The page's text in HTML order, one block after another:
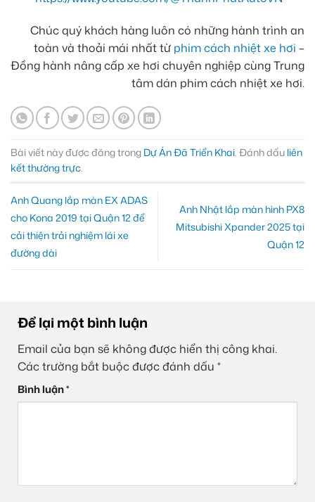
Chúc quý khách hàng luôn có những hành trình an
toàn và thoải mái nhất từ phim cách nhiệt xe hơi –
Đồng hành nâng cấp xe hơi chuyên nghiệp cùng Trung
tâm dán phim cách nhiệt xe hơi.
Bài viết này được đăng trong Dự Án Đã Triển Khai . Đánh dấu liên
kết thường trực
Anh Quang lắp màn EX ADAS
cho Kona 2019 tại Quận 12 để
cải thiện trải nghiệm lái xe
đường dài
Anh Nhật lắp màn hình PX8
Mitsubishi Xpander 2025 tại
Quận 12
Để lại một bình luận
Email của bạn sẽ không được hiển thị công khai.
Các trường bắt buộc được đánh dấu *
Bình luận*